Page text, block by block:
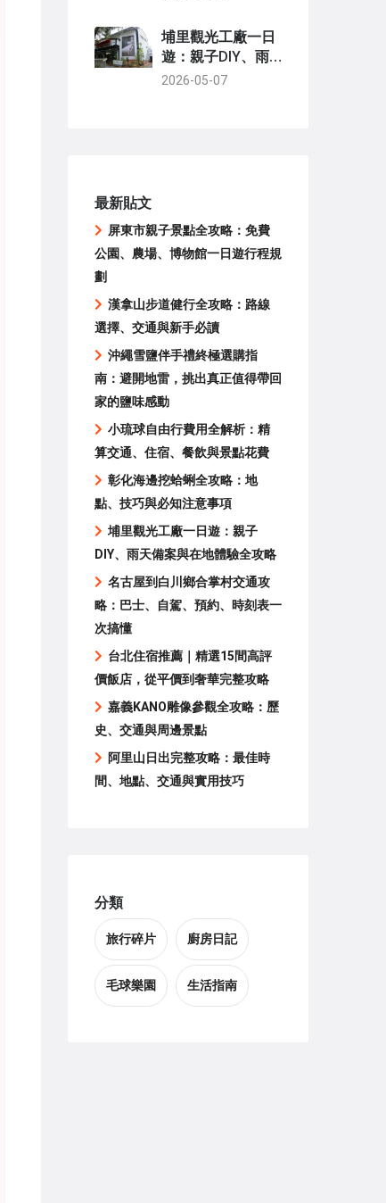
埔里觀光工廠一日
遊：親子DIY、雨
天備案與在地體驗
2026-05-07
最新貼文
屏東市親子景點全攻略：免費
公園、農場、博物館一日遊行程規
劃
漢拿山步道健行全攻略：路線
選擇、交通與新手必讀
沖繩雪鹽伴手禮終極選購指
南：避開地雷，挑出真正值得帶回
家的鹽味感動
小琉球自由行費用全解析：精
算交通、住宿、餐飲與景點花費
彰化海邊挖蛤蜊全攻略：地
點、技巧與必知注意事項
埔里觀光工廠一日遊：親子
DIY、雨天備案與在地體驗全攻略
名古屋到白川鄉合掌村交通攻
略：巴士、自駕、預約、時刻表一
次搞懂
台北住宿推薦｜精選15間高評
價飯店，從平價到奢華完整攻略
嘉義KANO雕像參觀全攻略：歷
史、交通與周邊景點
阿里山日出完整攻略：最佳時
間、地點、交通與實用技巧
分類
旅行碎片 廚房日記
毛球樂園 生活指南